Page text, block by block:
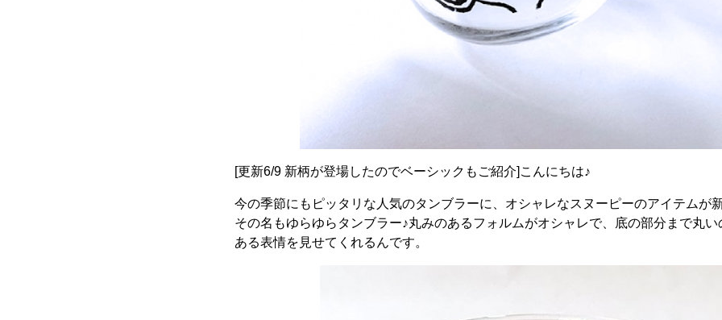
[更新6/9 新柄が登場したのでベーシックもご紹介]こんにちは♪
今の季節にもピッタリな人気のタンブラーに、オシャレなスヌーピーのアイテムが
その名もゆらゆらタンブラー♪丸みのあるフォルムがオシャレで、底の部分まで丸
ある表情を見せてくれるんです。